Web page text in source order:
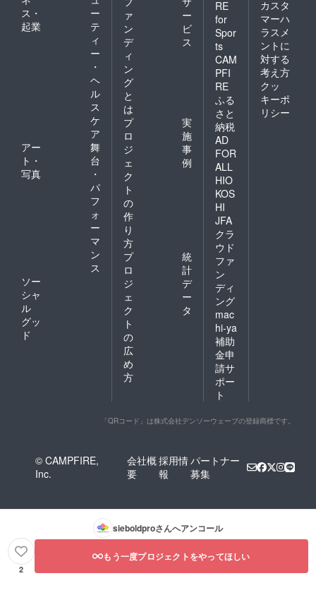
ス・
起業
ー
テ
ィ
ー
・
ヘ
ル
ス
ケ
ア
アー
ト・
写真
舞
台
・
パ
フ
ォ
ー
マ
ン
ス
ソー
シャ
ル
グッ
ド
ァ
ン
デ
ィ
ン
グ
と
は
ー
ビ
ス
プ
ロ
ジ
ェ
ク
ト
の
作
り
方
実
施
事
例
プ
ロ
ジ
ェ
ク
ト
の
広
め
方
統
計
デ
ー
タ
RE
for
Spor
ts
CAM
PFI
RE
ふる
さと
納税
AD
FOR
ALL
HIO
KOS
HI
JFA
クラ
ウド
ファ
ン
ディ
ング
mac
hi-ya
補助
金申
請サ
ポー
ト
カスタ
マーハ
ラスメ
ントに
対する
考え方
クッ
キーポ
リシー
「QRコード」は株式会社デンソーウェーブの登録商標です。
© CAMPFIRE,
Inc.
会社概
要
採用情
報
パートナー
募集
sieboldproさんへアンコール
2
もう一度プロジェクトをやってほしい